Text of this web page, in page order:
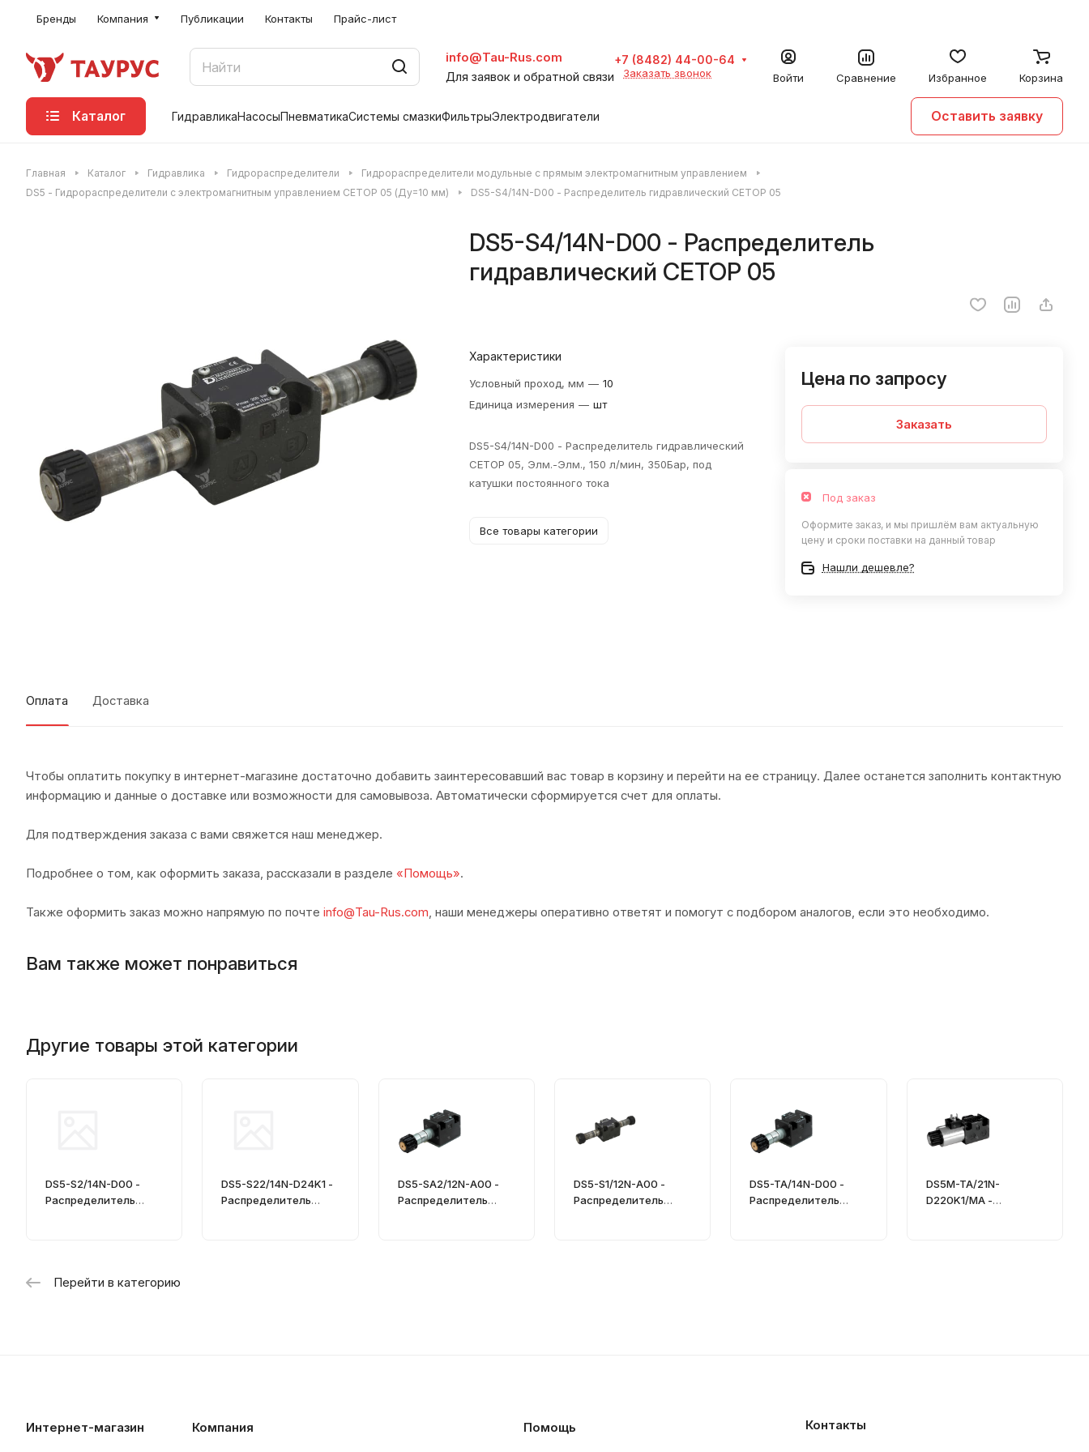
Бренды Компания Публикации Контакты Прайс-лист
info@Tau-Rus.com
Для заявок и обратной связи
+7 (8482) 44-00-64
Заказать звонок Войти Сравнение Избранное Корзина
Каталог ГидравликаНасосыПневматикаСистемы смазкиФильтрыЭлектродвигатели Оставить заявку
Главная Каталог Гидравлика Гидрораспределители
Гидрораспределители модульные с прямым электромагнитным управлением
DS5 - Гидрораспределители с электромагнитным управлением CETOP 05 (Ду=10 мм)
DS5-S4/14N-D00 - Распределитель гидравлический CETOP 05
DS5-S4/14N-D00 - Распределитель
гидравлический CETOP 05
Характеристики
Условный проход, мм — 10
Единица измерения — шт
DS5-S4/14N-D00 - Распределитель гидравлический
CETOP 05, Элм.-Элм., 150 л/мин, 350Бар, под
катушки постоянного тока
Все товары категории
Цена по запросу
Заказать
Под заказ
Оформите заказ, и мы пришлём вам актуальную
цену и сроки поставки на данный товар
Нашли дешевле?
Оплата Доставка
Чтобы оплатить покупку в интернет-магазине достаточно добавить заинтересовавший вас товар в корзину и перейти на ее страницу. Далее останется заполнить контактную
информацию и данные о доставке или возможности для самовывоза. Автоматически сформируется счет для оплаты.
Для подтверждения заказа с вами свяжется наш менеджер.
Подробнее о том, как оформить заказа, рассказали в разделе «Помощь».
Также оформить заказ можно напрямую по почте info@Tau-Rus.com, наши менеджеры оперативно ответят и помогут с подбором аналогов, если это необходимо.
Вам также может понравиться
Другие товары этой категории
DS5-S2/14N-D00 -
Распределитель
DS5-S22/14N-D24K1 -
Распределитель
DS5-SA2/12N-A00 -
Распределитель
DS5-S1/12N-A00 -
Распределитель
DS5-TA/14N-D00 -
Распределитель
DS5M-TA/21N-
D220K1/MA -
Перейти в категорию
Интернет-магазин Компания Помощь Контакты